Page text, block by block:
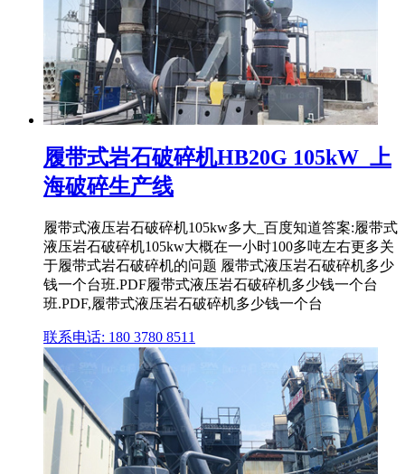
履带式岩石破碎机HB20G 105kW_上
海破碎生产线
履带式液压岩石破碎机105kw多大_百度知道答案:履带式
液压岩石破碎机105kw大概在一小时100多吨左右更多关
于履带式岩石破碎机的问题 履带式液压岩石破碎机多少
钱一个台班.PDF履带式液压岩石破碎机多少钱一个台
班.PDF,履带式液压岩石破碎机多少钱一个台
联系电话: 180 3780 8511